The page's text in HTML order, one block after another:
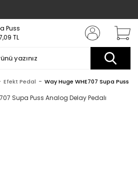
Efekt Pedal Way Huge WHE707 Supa Puss